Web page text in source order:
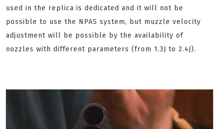
used in the replica is dedicated and it will not be
possible to use the NPAS system, but muzzle velocity
adjustment will be possible by the availability of
nozzles with different parameters (from 1.3J to 2.4J).